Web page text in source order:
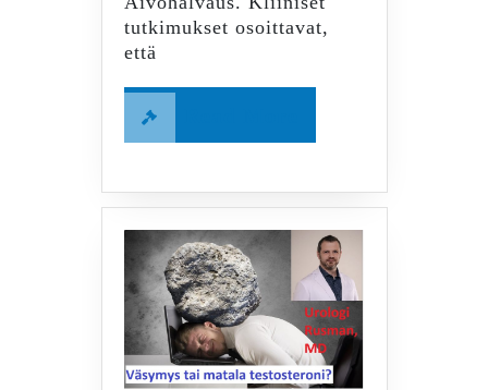
tutkimukset osoittavat,
että
More